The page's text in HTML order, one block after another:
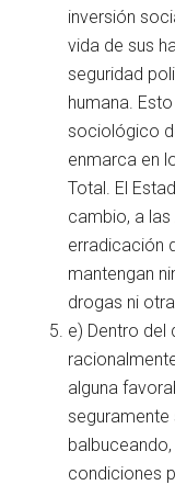
inversión
vida de sus
seguridad
humana.
sociológico
enmarca en
Total. El
cambio, a las
erradicación
mantengan
drogas ni
e) Dentro del
alguna
seguramente
condiciones